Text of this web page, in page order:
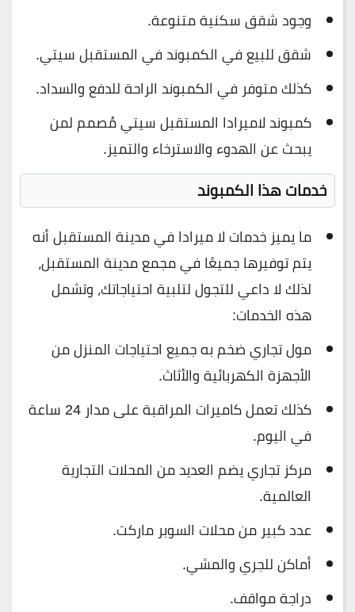
وجود شقق سكنية متنوعة.
شقق للبيع في الكمبوند في المستقبل سيتي.
كذلك متوفر في الكمبوند الراحة للدفع والسداد.
كمبوند لاميرادا المستقبل سيتي مُصمم لمن
يبحث عن الهدوء والاسترخاء والتميز.
خدمات هذا الكمبوند
ما يميز خدمات لا ميرادا في مدينة المستقبل أنه
يتم توفيرها جميعًا في مجمع مدينة المستقبل،
لذلك لا داعي للتجول لتلبية احتياجاتك، وتشمل
هذه الخدمات:
مول تجاري ضخم به جميع احتياجات المنزل من
الأجهزة الكهربائية والأثاث.
كذلك تعمل كاميرات المراقبة على مدار 24 ساعة
في اليوم.
مركز تجاري يضم العديد من المحلات التجارية
العالمية.
عدد كبير من محلات السوبر ماركت.
أماكن للجري والمشي.
دراجة مواقف.